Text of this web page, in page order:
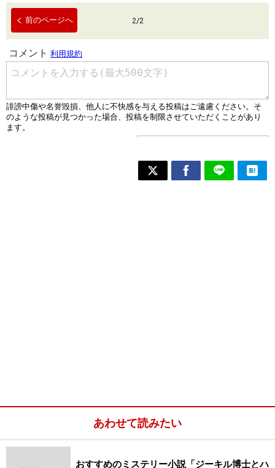
前のページへ 2/2
あわせて読みたい
おすすめのミステリー小説「ジーキル博士とハ